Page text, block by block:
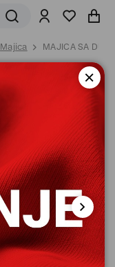
Majica MAJICA SA